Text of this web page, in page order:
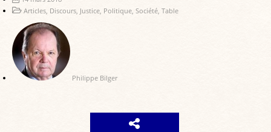
Articles, Discours, Justice, Politique, Société, Table
Philippe Bilger